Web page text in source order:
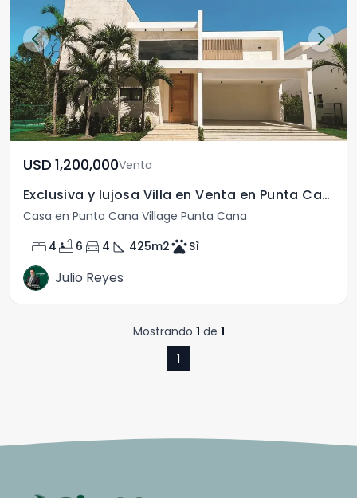
USD	1,200,000Venta
Exclusiva y lujosa Villa en Venta en Punta Cana
Casa en Punta Cana Village Punta Cana
bed 4 bathtub 6 directions_car 4 square_foot 425m2petsSì
Julio Reyes
Mostrando 1 de 1
1